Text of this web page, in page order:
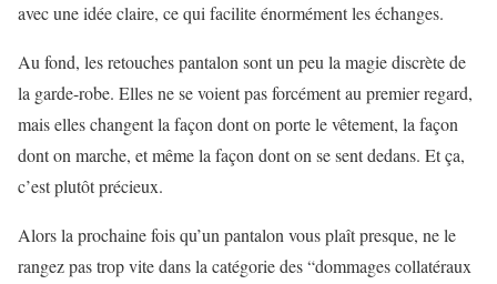
avec une idée claire, ce qui facilite énormément les échanges.
Au fond, les retouches pantalon sont un peu la magie discrète de
la garde-robe. Elles ne se voient pas forcément au premier regard,
mais elles changent la façon dont on porte le vêtement, la façon
dont on marche, et même la façon dont on se sent dedans. Et ça,
c’est plutôt précieux.
Alors la prochaine fois qu’un pantalon vous plaît presque, ne le
rangez pas trop vite dans la catégorie des “dommages collatéraux